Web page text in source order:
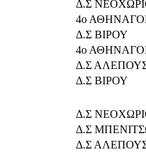
Δ.Σ
4ο
Δ.Σ ΒΙΡΟΥ
4ο
Δ.Σ
Δ.Σ ΒΙΡΟΥ
Δ.Σ
Δ.Σ
Δ.Σ